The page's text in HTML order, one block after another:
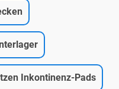
Inkontinenz-Pads